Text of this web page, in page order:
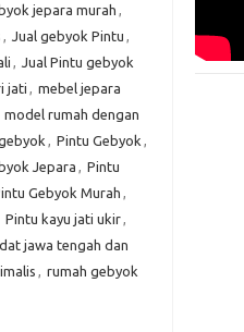
jepara murah ,
, Jual gebyok Pintu ,
, Jual Pintu gebyok
jati , mebel jepara
model rumah dengan
, Pintu Gebyok ,
Jepara , Pintu
Gebyok Murah ,
Pintu kayu jati ukir,
jawa tengah dan
, rumah gebyok